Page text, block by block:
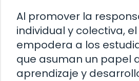
Al promover la
individual y colectiva,
empodera a los
que asuman un papel
aprendizaje y